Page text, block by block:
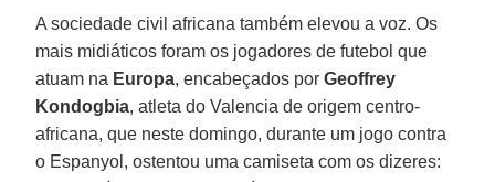
A sociedade civil africana também elevou a voz. Os
mais midiáticos foram os jogadores de futebol que
atuam na Europa, encabeçados porGeoffrey
Kondogbia, atleta do Valencia de origem centro-
africana, que neste domingo, durante um jogo contra
o Espanyol, ostentou uma camiseta com os dizeres: